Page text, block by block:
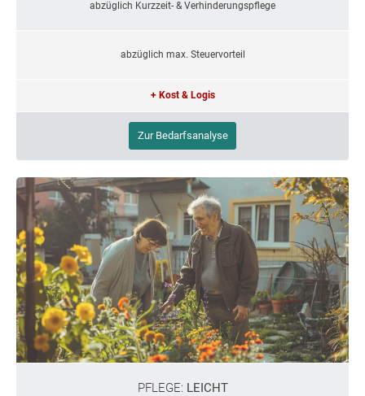
abzüglich Kurzzeit- & Verhinderungspflege
abzüglich max. Steuervorteil
+ Kost & Logis
Zur Bedarfsanalyse
PFLEGE: LEICHT